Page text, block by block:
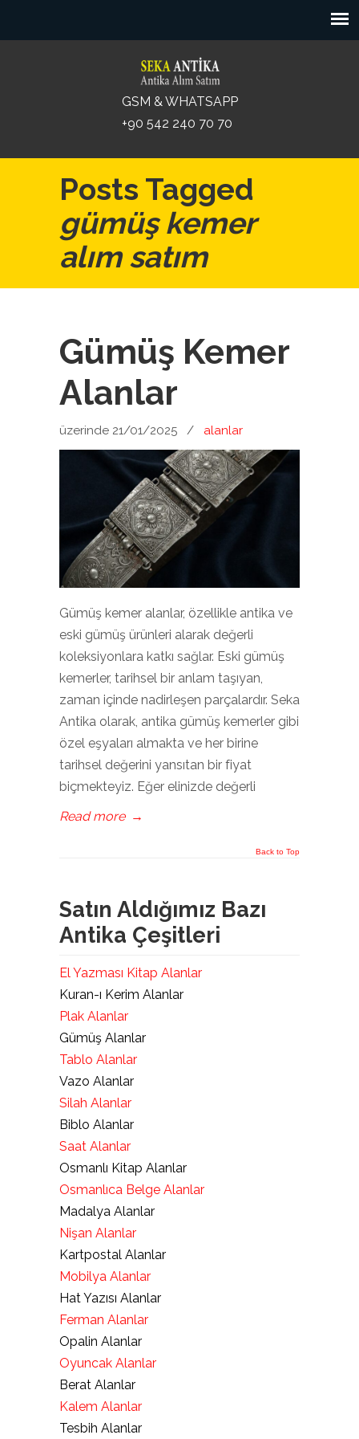
GSM & WHATSAPP
+90 542 240 70 70
Posts Tagged
gümüş kemer
alım satım
Gümüş Kemer
Alanlar
üzerinde 21/01/2025 / alanlar
Gümüş kemer alanlar, özellikle antika ve
eski gümüş ürünleri alarak değerli
koleksiyonlara katkı sağlar. Eski gümüş
kemerler, tarihsel bir anlam taşıyan,
zaman içinde nadirleşen parçalardır. Seka
Antika olarak, antika gümüş kemerler gibi
özel eşyaları almakta ve her birine
tarihsel değerini yansıtan bir fiyat
biçmekteyiz. Eğer elinizde değerli
Read more →
Back to Top
Satın Aldığımız Bazı
Antika Çeşitleri
El Yazması Kitap Alanlar
Kuran-ı Kerim Alanlar
Plak Alanlar
Gümüş Alanlar
Tablo Alanlar
Vazo Alanlar
Silah Alanlar
Biblo Alanlar
Saat Alanlar
Osmanlı Kitap Alanlar
Osmanlıca Belge Alanlar
Madalya Alanlar
Nişan Alanlar
Kartpostal Alanlar
Mobilya Alanlar
Hat Yazısı Alanlar
Ferman Alanlar
Opalin Alanlar
Oyuncak Alanlar
Berat Alanlar
Kalem Alanlar
Tesbih Alanlar